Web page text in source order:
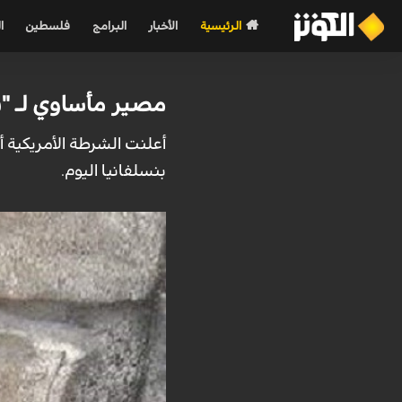
الرئيسية الأخبار البرامج فلسطين
مصير مأساوي لـ
أعلنت الشرطة
بنسلفانيا اليوم.